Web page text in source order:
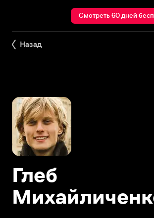
Смотреть 60 дней
Назад
Глеб